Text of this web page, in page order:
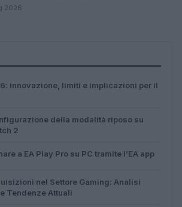
2026
6: innovazione, limiti e implicazioni per il
della modalità riposo su
2
a EA Play Pro su PC tramite l’EA app
nel Settore Gaming: Analisi
Tendenze Attuali